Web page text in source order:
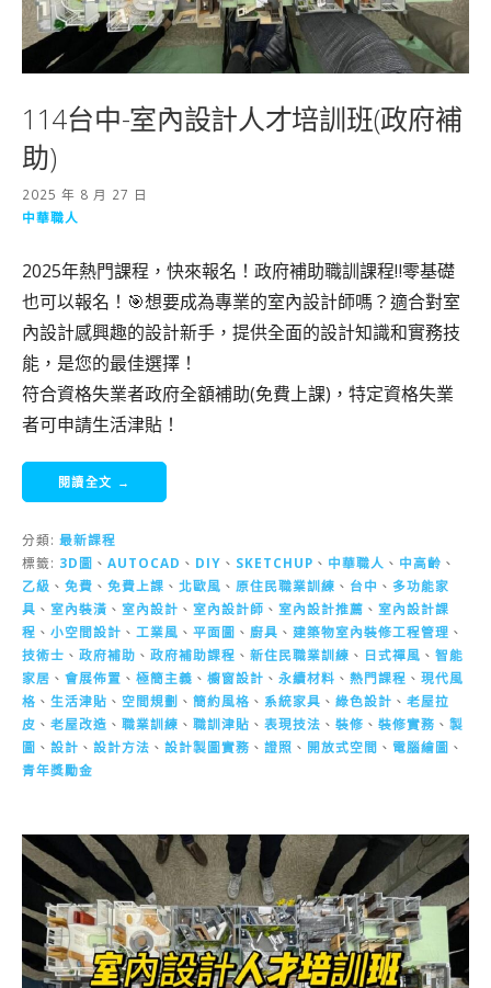
114台中-室內設計人才培訓班(政府補
助)
2025 年 8 月 27 日
中華職人
2025年熱門課程，快來報名！政府補助職訓課程‼️零基礎
也可以報名！🎯想要成為專業的室內設計師嗎？適合對室
內設計感興趣的設計新手，提供全面的設計知識和實務技
能，是您的最佳選擇！
符合資格失業者政府全額補助(免費上課)，特定資格失業
者可申請生活津貼！
閱讀全文 →
分類: 最新課程
標籤: 3D圖 、 AUTOCAD 、 DIY 、 SKETCHUP 、 中華職人 、 中高齡 、
乙級 、 免費 、 免費上課 、 北歐風 、 原住民職業訓練 、 台中 、 多功能家
具 、 室內裝潢 、 室內設計 、 室內設計師 、 室內設計推薦 、 室內設計課
程 、 小空間設計 、 工業風 、 平面圖 、 廚具 、 建築物室內裝修工程管理 、
技術士 、 政府補助 、 政府補助課程 、 新住民職業訓練 、 日式禪風 、 智能
家居 、 會展佈置 、 極簡主義 、 櫥窗設計 、 永續材料 、 熱門課程 、 現代風
格 、 生活津貼 、 空間規劃 、 簡約風格 、 系統家具 、 綠色設計 、 老屋拉
皮 、 老屋改造 、 職業訓練 、 職訓津貼 、 表現技法 、 裝修 、 裝修實務 、 製
圖 、 設計 、 設計方法 、 設計製圖實務 、 證照 、 開放式空間 、 電腦繪圖 、
青年獎勵金